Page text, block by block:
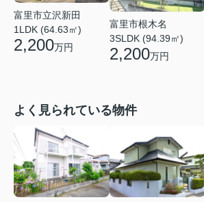
富里市立沢新田
1LDK (64.63㎡)
2,200万円
富里市根木名
3SLDK (94.39㎡)
2,200万円
よく見られている物件